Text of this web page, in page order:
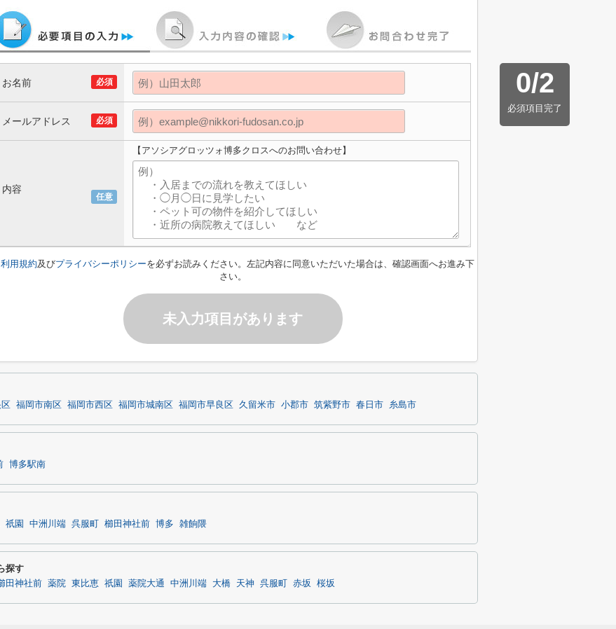
0/2
必須項目完了
必須
お名前
必須
メールアドレス
任意
内容
【アソシアグロッツォ博多クロスへのお問い合わせ】
利用規約及びプライバシーポリシーを必ずお読みください。左記内容に同意いただいた場合は、確認画面へお進み下
さい。
未入力項目があります
福岡市南区 福岡市西区 福岡市城南区 福岡市早良区 久留米市 小郡市 筑紫野市 春日市 糸島市
博多駅南
祇園 中洲川端 呉服町 櫛田神社前 博多 雑餉隈
探す
田神社前 薬院 東比恵 祇園 薬院大通 中洲川端 大橋 天神 呉服町 赤坂 桜坂